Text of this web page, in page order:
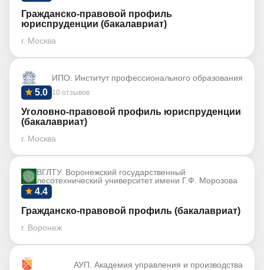
Гражданско-правовой профиль
юриспруденции (бакалавриат)
г. Москва
ИПО. Институт профессионального образования
10 отзывов
5.0
Уголовно-правовой профиль юриспруденции
(бакалавриат)
г. Москва
ВГЛТУ. Воронежский государственный
лесотехнический университет имени Г.Ф. Морозова
4.4
Гражданско-правовой профиль (бакалавриат)
г. Воронеж
АУП. Академия управления и производства